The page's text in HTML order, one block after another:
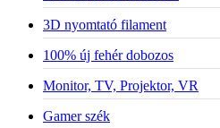
3D nyomtató filament
100% új fehér dobozos
Monitor, TV, Projektor, VR
Gamer szék